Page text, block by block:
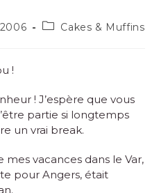
Cakes & Muffins
!
! J’espère que vous
partie si longtemps
un vrai break.
vacances dans le Var,
pour Angers, était